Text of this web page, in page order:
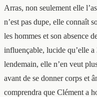
Arras, non seulement elle
n’est pas dupe, elle connaît
les hommes et son absence
influençable, lucide qu’elle a
lendemain, elle n’en veut
avant de se donner corps et
comprendra que Clément a